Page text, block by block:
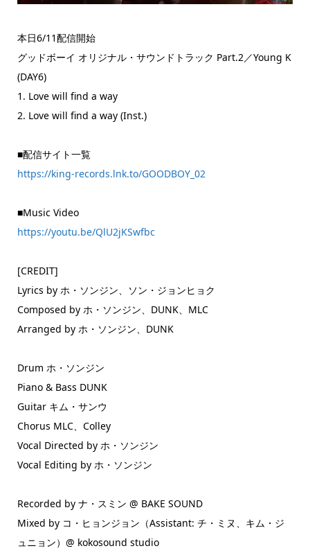
本日6/11配信開始
グッドボーイ オリジナル・サウンドトラック Part.2／Young K
(DAY6)
1. Love will find a way
2. Love will find a way (Inst.)
■配信サイト一覧
https://king-records.lnk.to/GOODBOY_02
■Music Video
https://youtu.be/QlU2jKSwfbc
[CREDIT]
Lyrics by ホ・ソンジン、ソン・ジョンヒョク
Composed by ホ・ソンジン、DUNK、MLC
Arranged by ホ・ソンジン、DUNK
Drum ホ・ソンジン
Piano & Bass DUNK
Guitar キム・サンウ
Chorus MLC、Colley
Vocal Directed by ホ・ソンジン
Vocal Editing by ホ・ソンジン
Recorded by ナ・スミン @ BAKE SOUND
Mixed by コ・ヒョンジョン（Assistant: チ・ミヌ、キム・ジ
ュニョン）@ kokosound studio